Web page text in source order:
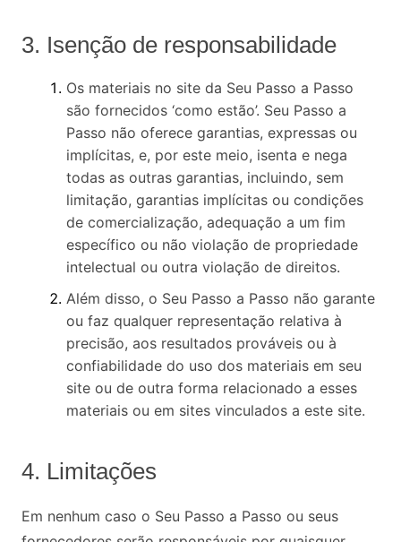
3. Isenção de responsabilidade
Os materiais no site da Seu Passo a Passo
são fornecidos ‘como estão’. Seu Passo a
Passo não oferece garantias, expressas ou
implícitas, e, por este meio, isenta e nega
todas as outras garantias, incluindo, sem
limitação, garantias implícitas ou condições
de comercialização, adequação a um fim
específico ou não violação de propriedade
intelectual ou outra violação de direitos.
Além disso, o Seu Passo a Passo não garante
ou faz qualquer representação relativa à
precisão, aos resultados prováveis ​​ou à
confiabilidade do uso dos materiais em seu
site ou de outra forma relacionado a esses
materiais ou em sites vinculados a este site.
4. Limitações
Em nenhum caso o Seu Passo a Passo ou seus